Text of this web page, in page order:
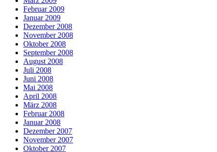
Februar 2009
Januar 2009
Dezember 2008
November 2008
Oktober 2008
September 2008
August 2008
Juli 2008
Juni 2008
Mai 2008
April 2008
März 2008
Februar 2008
Januar 2008
Dezember 2007
November 2007
Oktober 2007